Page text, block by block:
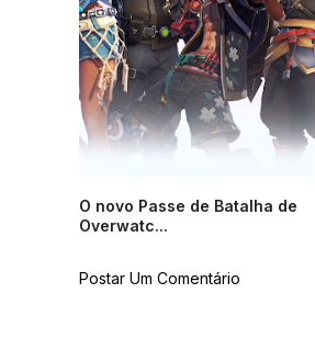
O novo Passe de Batalha de
Overwatc...
Postar Um Comentário